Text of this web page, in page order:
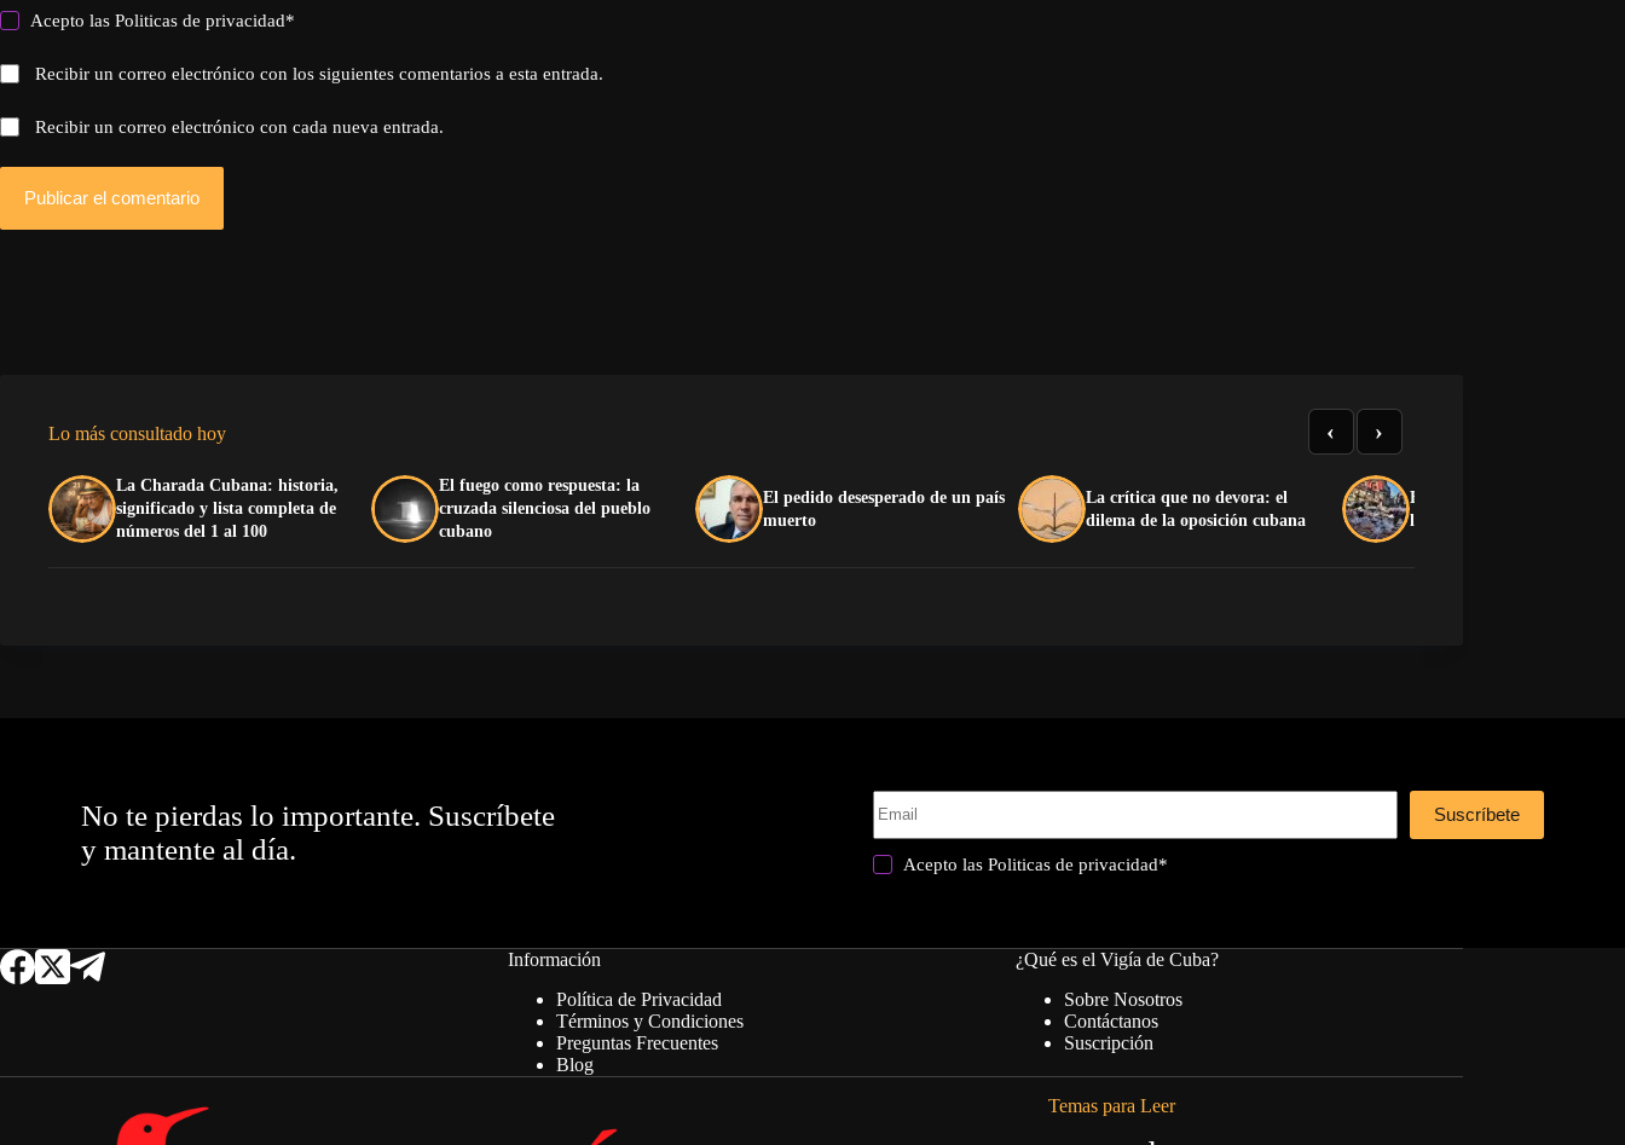
Acepto lasPoliticas de privacidad*
Recibir un correo electrónico con los siguientes comentarios a esta entrada.
Recibir un correo electrónico con cada nueva entrada.
Publicar el comentario
Lo más consultado hoy
La Charada Cubana: historia,
significado y lista completa de
números del 1 al 100
El fuego como respuesta: la
cruzada silenciosa del pueblo
cubano
El pedido desesperado de un país
muerto
La crítica que no devora: el
dilema de la oposición cubana
He estado pensando en…
llover sobre mojado
‹ ›
No te pierdas lo importante. Suscríbete
y mantente al día.
Suscríbete
Acepto lasPoliticas de privacidad*
Información
Política de Privacidad
Términos y Condiciones
Preguntas Frecuentes
Blog
¿Qué es el Vigía de Cuba?
Sobre Nosotros
Contáctanos
Suscripción
Temas para Leer